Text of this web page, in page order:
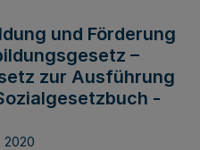
und Förderung
–
zur Ausführung
-
2020